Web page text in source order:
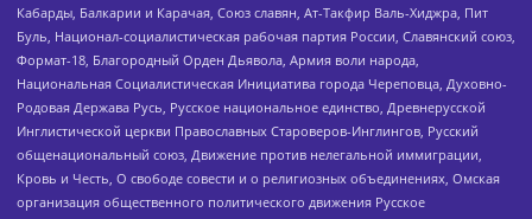
Кабарды, Балкарии и Карачая, Союз славян, Ат-Такфир Валь-Хиджра, Пит
Буль, Национал-социалистическая рабочая партия России, Славянский союз,
Формат-18, Благородный Орден Дьявола, Армия воли народа,
Национальная Социалистическая Инициатива города Череповца, Духовно-
Родовая Держава Русь, Русское национальное единство, Древнерусской
Инглистической церкви Православных Староверов-Инглингов, Русский
общенациональный союз, Движение против нелегальной иммиграции,
Кровь и Честь, О свободе совести и о религиозных объединениях, Омская
организация общественного политического движения Русское